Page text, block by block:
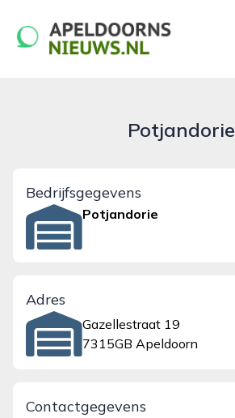
apeldoornsnieuws.nl
Potjandorie
Bedrijfsgegevens
Potjandorie
Adres
Gazellestraat 19
7315GB Apeldoorn
Contactgegevens